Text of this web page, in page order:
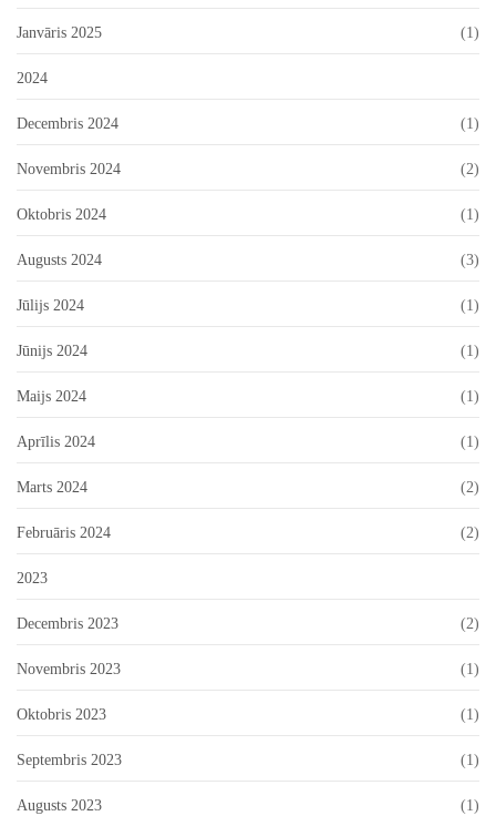
Janvāris 2025 (1)
2024
Decembris 2024 (1)
Novembris 2024 (2)
Oktobris 2024 (1)
Augusts 2024 (3)
Jūlijs 2024 (1)
Jūnijs 2024 (1)
Maijs 2024 (1)
Aprīlis 2024 (1)
Marts 2024 (2)
Februāris 2024 (2)
2023
Decembris 2023 (2)
Novembris 2023 (1)
Oktobris 2023 (1)
Septembris 2023 (1)
Augusts 2023 (1)